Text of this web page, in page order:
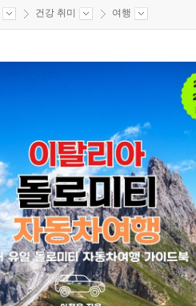
건강 취미 여행